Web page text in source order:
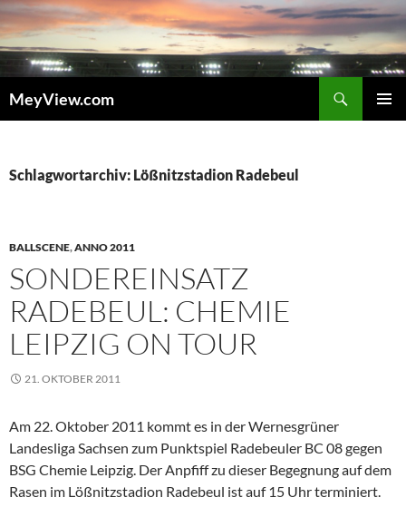
Zum
Inhalt
springen
MeyView.com
Schlagwortarchiv: Lößnitzstadion Radebeul
BALLSCENE,ANNO 2011
SONDEREINSATZ
RADEBEUL: CHEMIE
LEIPZIG ON TOUR
21. OKTOBER 2011
Am 22. Oktober 2011 kommt es in der Wernesgrüner
Landesliga Sachsen zum Punktspiel Radebeuler BC 08 gegen
BSG Chemie Leipzig. Der Anpfiff zu dieser Begegnung auf dem
Rasen im Lößnitzstadion Radebeul ist auf 15 Uhr terminiert.